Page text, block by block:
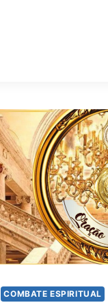
COMBATE ESPIRITUAL